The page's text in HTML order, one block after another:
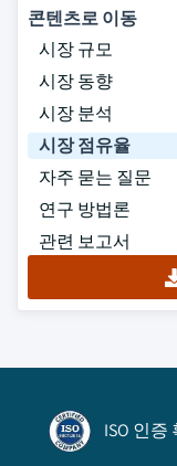
콘텐츠로 이동
시장 규모
시장 동향
시장 분석
시장 점유율
자주 묻는 질문
연구 방법론
관련 보고서
ISO 인증